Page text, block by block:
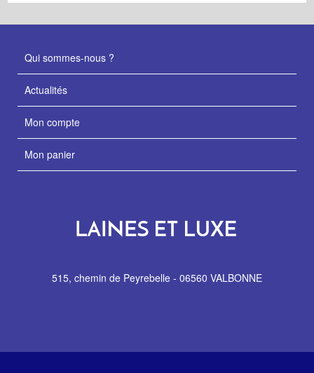
Qui sommes-nous ?
Actualités
Mon compte
Mon panier
515, chemin de Peyrebelle - 06560 VALBONNE